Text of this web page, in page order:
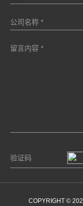
COPYRIGHT ©